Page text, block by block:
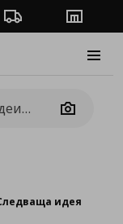
Проследяване на
Camera
идея